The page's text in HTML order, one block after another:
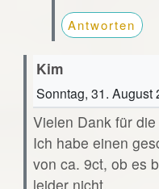
Antworten
Kim
Sonntag, 31. August
Vielen Dank für
Ich habe einen
von ca. 9ct, ob es
leider nicht.